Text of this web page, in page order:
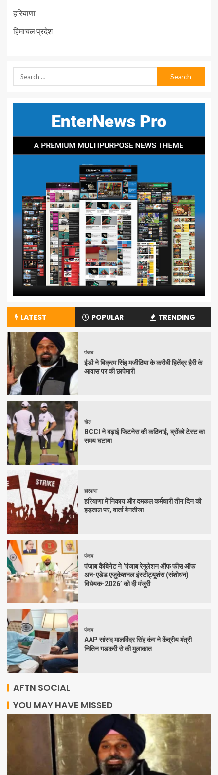
हरियाणा
हिमाचल प्रदेश
LATEST POPULAR TRENDING
पंजाब
ईडी ने बिक्रम सिंह मजीठिया के करीबी हितेंद्र हैरी के
आवास पर की छापेमारी
खेल
BCCI ने बढ़ाई फिटनेस की कठिनाई, ब्रोंको टेस्ट का
समय घटाया
हरियाणा
हरियाणा में निकाय और दमकल कर्मचारी तीन दिन की
हड़ताल पर, वार्ता बेनतीजा
पंजाब
पंजाब कैबिनेट ने ‘पंजाब रेगुलेशन ऑफ फीस ऑफ
अन-एडेड एजुकेशनल इंस्टीट्यूशंस (संशोधन)
विधेयक-2026’ को दी मंजूरी
पंजाब
AAP सांसद मालविंदर सिंह कंग ने केंद्रीय मंत्री
नितिन गडकरी से की मुलाकात
AFTN SOCIAL
YOU MAY HAVE MISSED